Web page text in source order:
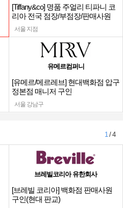
[Tiffany&co] 명품 주얼리 티파니 코
리아 전국 점장/부점장/판매사원
서울 지점
유메르컴퍼니
[유메르/메르레브] 현대백화점 압구
정본점 매니저 구인
서울 강남구
1/ 4
브레빌코리아 유한회사
[브레빌 코리아] 백화점 판매사원
구인(현대 판교)